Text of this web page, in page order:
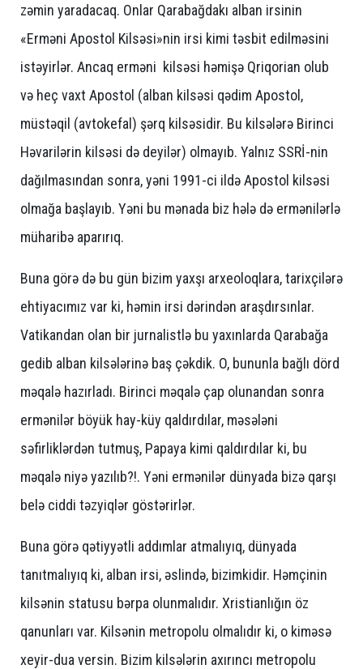
zəmin yaradacaq. Onlar Qarabağdakı alban irsinin
«Erməni Apostol Kilsəsi»nin irsi kimi təsbit edilməsini
istəyirlər. Ancaq erməni kilsəsi həmişə Qriqorian olub
və heç vaxt Apostol (alban kilsəsi qədim Apostol,
müstəqil (avtokefal) şərq kilsəsidir. Bu kilsələrə Birinci
Həvarilərin kilsəsi də deyilər) olmayıb. Yalnız SSRİ-nin
dağılmasından sonra, yəni 1991-ci ildə Apostol kilsəsi
olmağa başlayıb. Yəni bu mənada biz hələ də ermənilərlə
müharibə aparırıq.
Buna görə də bu gün bizim yaxşı arxeoloqlara, tarixçilərə
ehtiyacımız var ki, həmin irsi dərindən araşdırsınlar.
Vatikandan olan bir jurnalistlə bu yaxınlarda Qarabağa
gedib alban kilsələrinə baş çəkdik. O, bununla bağlı dörd
məqalə hazırladı. Birinci məqalə çap olunandan sonra
ermənilər böyük hay-küy qaldırdılar, məsələni
səfirliklərdən tutmuş, Papaya kimi qaldırdılar ki, bu
məqalə niyə yazılıb?!. Yəni ermənilər dünyada bizə qarşı
belə ciddi təzyiqlər göstərirlər.
Buna görə qətiyyətli addımlar atmalıyıq, dünyada
tanıtmalıyıq ki, alban irsi, əslində, bizimkidir. Həmçinin
kilsənin statusu bərpa olunmalıdır. Xristianlığın öz
qanunları var. Kilsənin metropolu olmalıdır ki, o kiməsə
xeyir-dua versin. Bizim kilsələrin axırıncı metropolu